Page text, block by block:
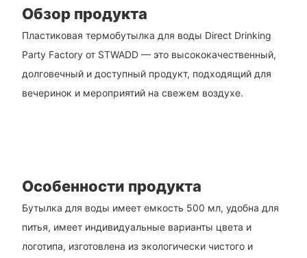
Обзор продукта
Пластиковая термобутылка для воды Direct Drinking
Party Factory от STWADD — это высококачественный,
долговечный и доступный продукт, подходящий для
вечеринок и мероприятий на свежем воздухе.
Особенности продукта
Бутылка для воды имеет емкость 500 мл, удобна для
питья, имеет индивидуальные варианты цвета и
логотипа, изготовлена ​​из экологически чистого и